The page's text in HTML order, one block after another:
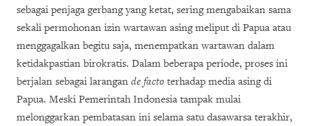
sebagai penjaga gerbang yang ketat, sering mengabaikan sama
sekali permohonan izin wartawan asing meliput di Papua atau
menggagalkan begitu saja, menempatkan wartawan dalam
ketidakpastian birokratis. Dalam beberapa periode, proses ini
berjalan sebagai larangan de facto terhadap media asing di
Papua. Meski Pemerintah Indonesia tampak mulai
melonggarkan pembatasan ini selama satu dasawarsa terakhir,